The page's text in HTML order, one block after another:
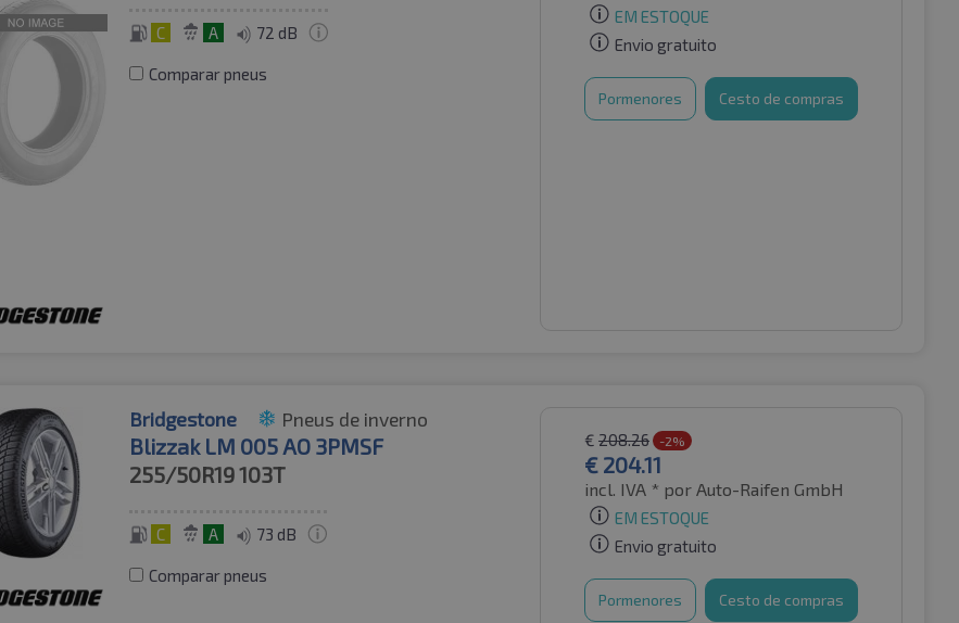
C A 72 dB
Comparar pneus
EM ESTOQUE
Envio gratuito
Pormenores Cesto de compras
Bridgestone Pneus de inverno
Blizzak LM 005 AO 3PMSF
255/50R19103T
C A 73 dB
Comparar pneus
€ 208.26 -2%
€ 204.11
incl. IVA * por Auto-Raifen GmbH
EM ESTOQUE
Envio gratuito
Pormenores Cesto de compras